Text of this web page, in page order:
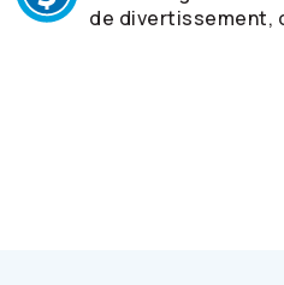
de divertissement,